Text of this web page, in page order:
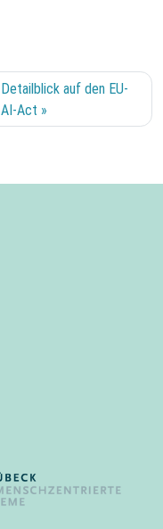
Detailblick auf den EU-
AI-Act